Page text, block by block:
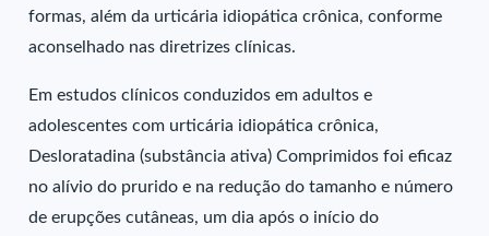
formas, além da urticária idiopática crônica, conforme
aconselhado nas diretrizes clínicas.
Em estudos clínicos conduzidos em adultos e
adolescentes com urticária idiopática crônica,
Desloratadina (substância ativa) Comprimidos foi eficaz
no alívio do prurido e na redução do tamanho e número
de erupções cutâneas, um dia após o início do